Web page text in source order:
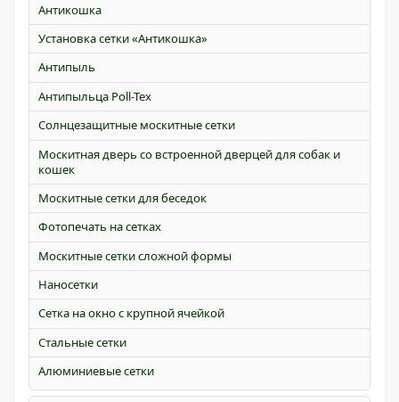
Антикошка
Установка сетки «Антикошка»
Антипыль
Антипыльца Poll-Tex
Солнцезащитные москитные сетки
Москитная дверь со встроенной дверцей для собак и
кошек
Москитные сетки для беседок
Фотопечать на сетках
Москитные сетки сложной формы
Наносетки
Сетка на окно с крупной ячейкой
Стальные сетки
Алюминиевые сетки